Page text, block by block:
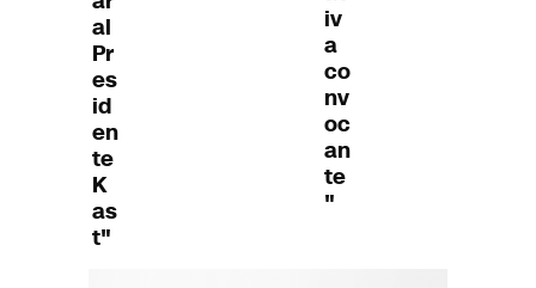
al
Pr
es
id
en
te
K
as
t"
iv
a
co
nv
oc
an
te
"